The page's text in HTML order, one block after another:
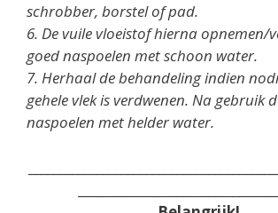
schrobber, borstel of pad.
6. De vuile vloeistof hierna opnemen/
goed naspoelen met schoon water.
7. Herhaal de behandeling indien
gehele vlek is verdwenen. Na gebruik
naspoelen met helder water.